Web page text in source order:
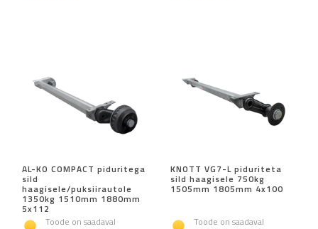
AL-KO COMPACT piduritega
sild
haagisele/puksiirautole
1350kg 1510mm 1880mm
5x112
Toode on saadaval
KNOTT VG7-L piduriteta
sild haagisele 750kg
1505mm 1805mm 4x100
Toode on saadaval